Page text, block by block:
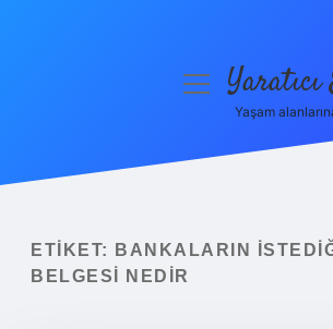
Yasal Uyarı
menüyü
Yaşam
ETIKET:
BANKALARIN
BELGESI NEDIR